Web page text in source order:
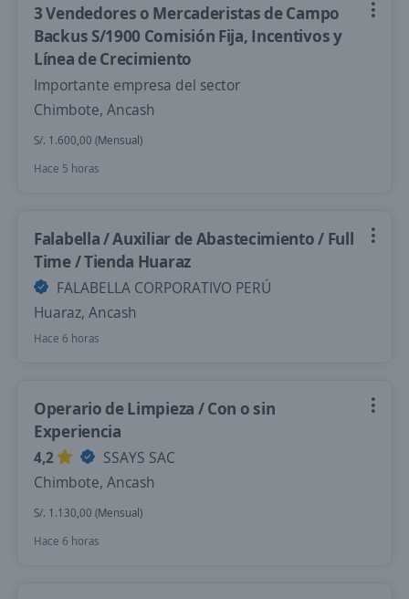
3 Vendedores o Mercaderistas de Campo
Backus S/1900 Comisión Fija, Incentivos y
Línea de Crecimiento
Importante empresa del sector
Chimbote, Ancash
S/. 1.600,00 (Mensual)
Hace 5 horas
Falabella / Auxiliar de Abastecimiento / Full
Time / Tienda Huaraz
FALABELLA CORPORATIVO PERÚ
Huaraz, Ancash
Hace 6 horas
Operario de Limpieza / Con o sin
Experiencia
4,2
SSAYS SAC
Chimbote, Ancash
S/. 1.130,00 (Mensual)
Hace 6 horas